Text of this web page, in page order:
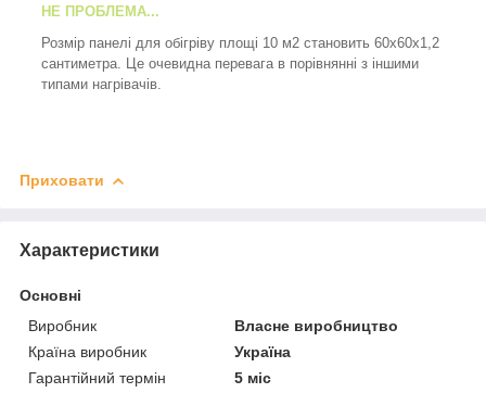
НЕ ПРОБЛЕМА...
Розмір панелі для обігріву площі 10 м2 становить 60х60х1,2
сантиметра. Це очевидна перевага в порівнянні з іншими
типами нагрівачів.
Приховати
Характеристики
Основні
Виробник
Власне виробництво
Країна виробник
Україна
Гарантійний термін
5 міс